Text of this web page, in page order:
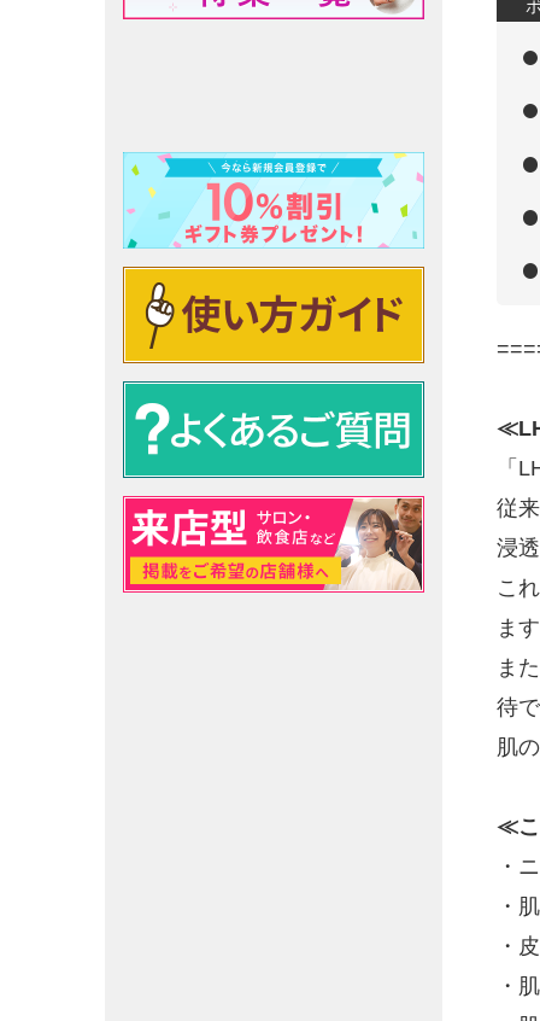
「
従
浸
こ
ま
ま
待
肌
≪こ
・
・
・
・